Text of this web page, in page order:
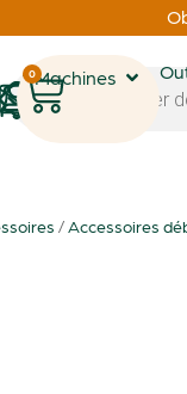
0Machines
/ Accessoires